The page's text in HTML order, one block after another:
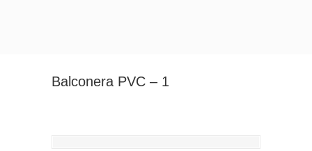
Balconera PVC – 1